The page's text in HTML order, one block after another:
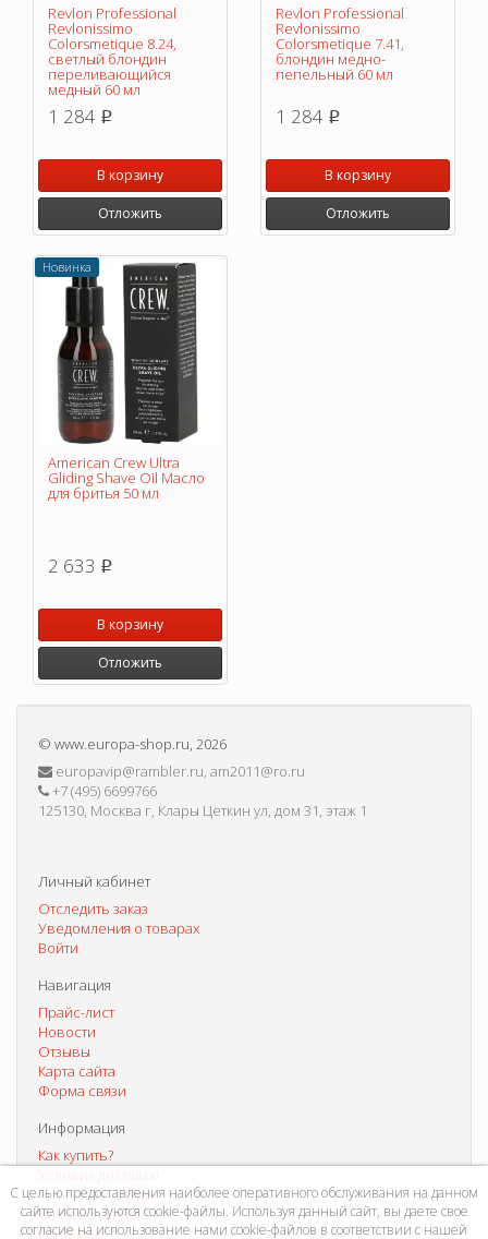
Revlon Professional
Revlonissimo
Colorsmetique 8.24,
светлый блондин
переливающийся
медный 60 мл
1 284 p
В корзину
Отложить
Revlon Professional
Revlonissimo
Colorsmetique 7.41,
блондин медно-
пепельный 60 мл
1 284 p
В корзину
Отложить
Новинка
American Crew Ultra
Gliding Shave Oil Масло
для бритья 50 мл
2 633 p
В корзину
Отложить
© www.europa-shop.ru, 2026
europavip@rambler.ru, am2011@ro.ru
+7 (495) 6699766
125130, Москва г, Клары Цеткин ул, дом 31, этаж 1
Личный кабинет
Отследить заказ
Уведомления о товарах
Войти
Навигация
Прайс-лист
Новости
Отзывы
Карта сайта
Форма связи
Информация
Как купить?
Способы оплаты
Система скидок
Контакты
С целью предоставления наиболее оперативного обслуживания на данном
сайте используются cookie-файлы. Используя данный сайт, вы даете свое
согласие на использование нами cookie-файлов в соответствии с нашей